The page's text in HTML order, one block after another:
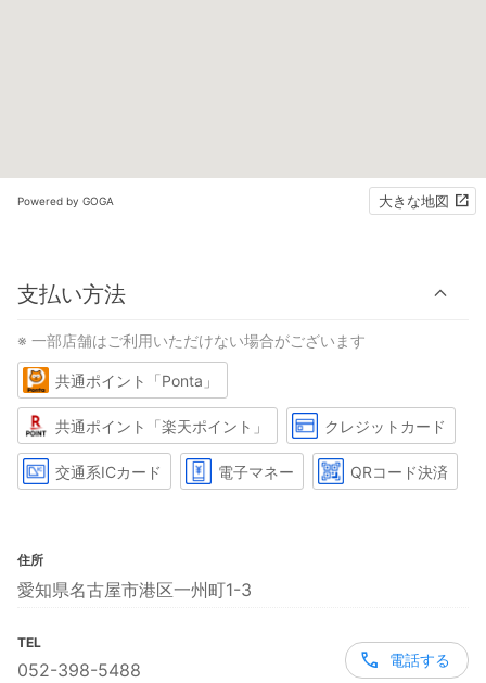
Powered by GOGA 大きな地図
支払い方法
※ 一部店舗はご利用いただけない場合がございます
共通ポイント「Ponta」
共通ポイント「楽天ポイント」 クレジットカード
交通系ICカード 電子マネー QRコード決済
住所
愛知県名古屋市港区一州町1-3
TEL
052-398-5488
電話する